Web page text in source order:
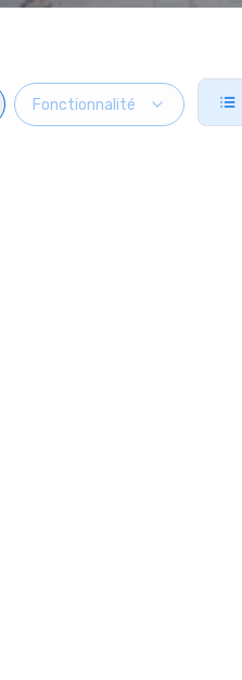
Fonctionnalité